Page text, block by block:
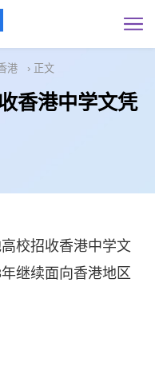
港 › 正文
香港中学文凭
校招收香港中学文
继续面向香港地区